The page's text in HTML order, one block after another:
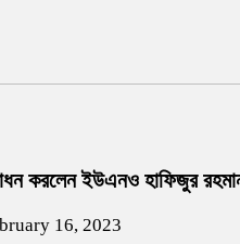
করলেন ইউএনও হাফিজুর
16, 2023